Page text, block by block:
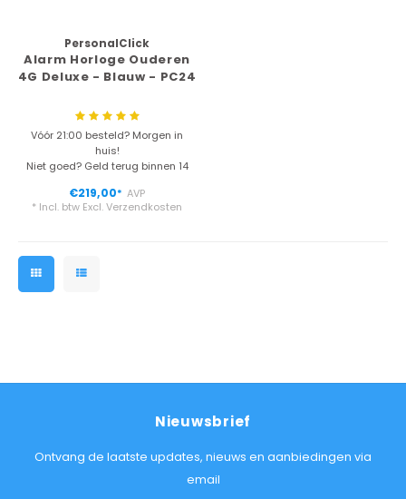
Kan ik douchen of zwemmen met mijn
alarmhorloge?
Werkt een alarmhorloge zonder smartphone?
Hoe werkt een alarmknop ouderen?
PersonalClick
Alarm Horloge Ouderen
4G Deluxe - Blauw - PC24
Vóór 21:00 besteld? Morgen in
huis!
Niet goed? Geld terug binnen 14
€219,00* AVP
* Incl. btw Excl.Verzendkosten
Nieuwsbrief
Ontvang de laatste updates, nieuws en aanbiedingen via
email